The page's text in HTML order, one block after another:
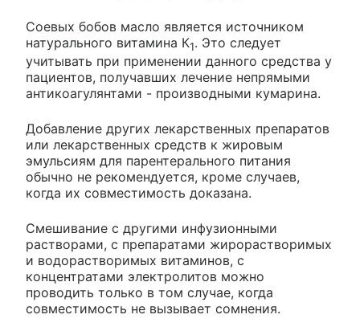
Соевых бобов масло является источником
натурального витамина К1. Это следует
учитывать при применении данного средства у
пациентов, получавших лечение непрямыми
антикоагулянтами - производными кумарина.
Добавление других лекарственных препаратов
или лекарственных средств к жировым
эмульсиям для парентерального питания
обычно не рекомендуется, кроме случаев,
когда их совместимость доказана.
Смешивание с другими инфузионными
растворами, с препаратами жирорастворимых
и водорастворимых витаминов, с
концентратами электролитов можно
проводить только в том случае, когда
совместимость не вызывает сомнения.